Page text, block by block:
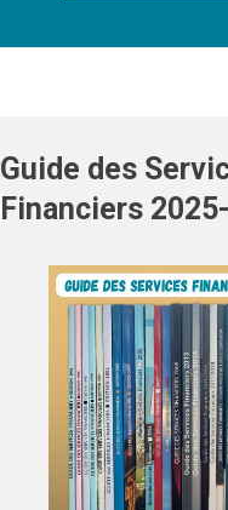
Guide des
Financiers